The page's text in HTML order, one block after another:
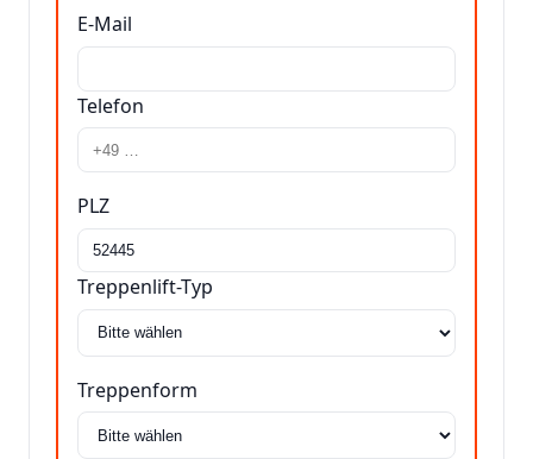
E-Mail
Telefon
PLZ
Treppenlift-Typ
Treppenform